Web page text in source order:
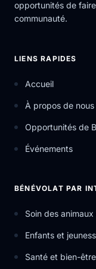
opportunités de
communauté.
LIENS RAPIDES
Accueil
À propos de nous
Opportunités de
Événements
BÉNÉVOLAT PAR
Soin des
Enfants et
Santé et bien-être